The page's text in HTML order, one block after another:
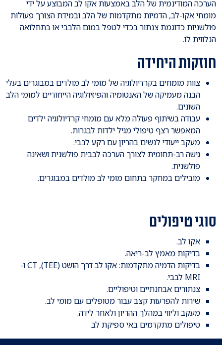
הערכה המודינמית של הלב באמצעות אקו לב המבוצע על ידי
מומחי אקו-לב, הדמיות מתקדמות של הלב ובמידת הצורך פעולות
פולשניות כדוגמת צנתור בכדי לטפל במום הלבבי או בתחלואה
הנלווית לו.
חוזקות היחידה
צוות מומחים בקרדיולוגיה של מומי לב מולדים במבוגרים בעלי
הבנה מעמיקה של האנטומיה והפיזיולוגיה הייחודיים למומי הלב
השונים.
עבודה בשיתוף פעולה מלא עם מומחי קרדיולוגיה ילדים
המאפשר רצף טיפולי מגיל ילדות לבגרות.
מעקב ייעודי לנשים בהריון עם רקע לבבי.
גישה רב-תחומית לצורך הערכה לבבית פולשנית ושאינה
פולשנית.
מובילים במחקר בתחום מומי לב מולדים במבוגרים.
סוגי טיפולים
אקו לב.
בדיקות מאמץ לב-ריאה.
בדיקות הדמיה מתקדמות: אקו לב דרך הושט (TEE), CT ו-
MRI לבבי.
צנתורים אבחנתיים וטיפוליים.
שירות להפרעות קצב עבור מטופלים עם מומי לב.
מעקב וליווי במהלך ההריון ולאחר לידה.
טיפולים מתקדמים באי ספיקת לב